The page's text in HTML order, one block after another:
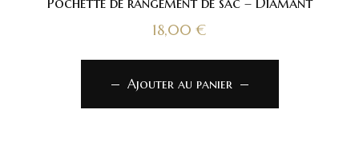
18,00 €
Ajouter au panier